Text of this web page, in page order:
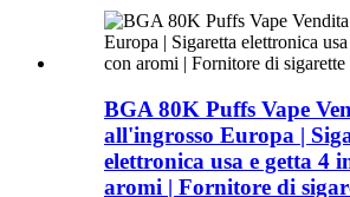
BGA 80K Puffs Vape
all'ingrosso Europa |
elettronica usa e getta 4
aromi | Fornitore di